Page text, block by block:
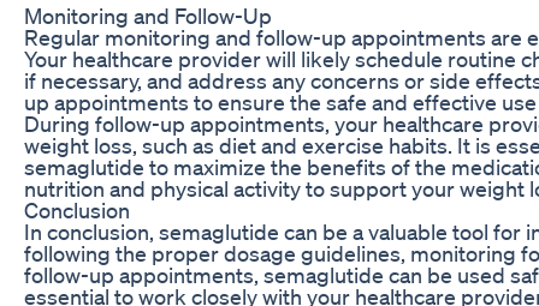
Monitoring and Follow-Up
Regular monitoring and follow-up appointments are
Your healthcare provider will likely schedule routine
if necessary, and address any concerns or side
up appointments to ensure the safe and effective
During follow-up appointments, your healthcare
weight loss, such as diet and exercise habits. It is
semaglutide to maximize the benefits of the
nutrition and physical activity to support your weight
Conclusion
In conclusion, semaglutide can be a valuable tool for
following the proper dosage guidelines, monitoring
follow-up appointments, semaglutide can be used
essential to work closely with your healthcare